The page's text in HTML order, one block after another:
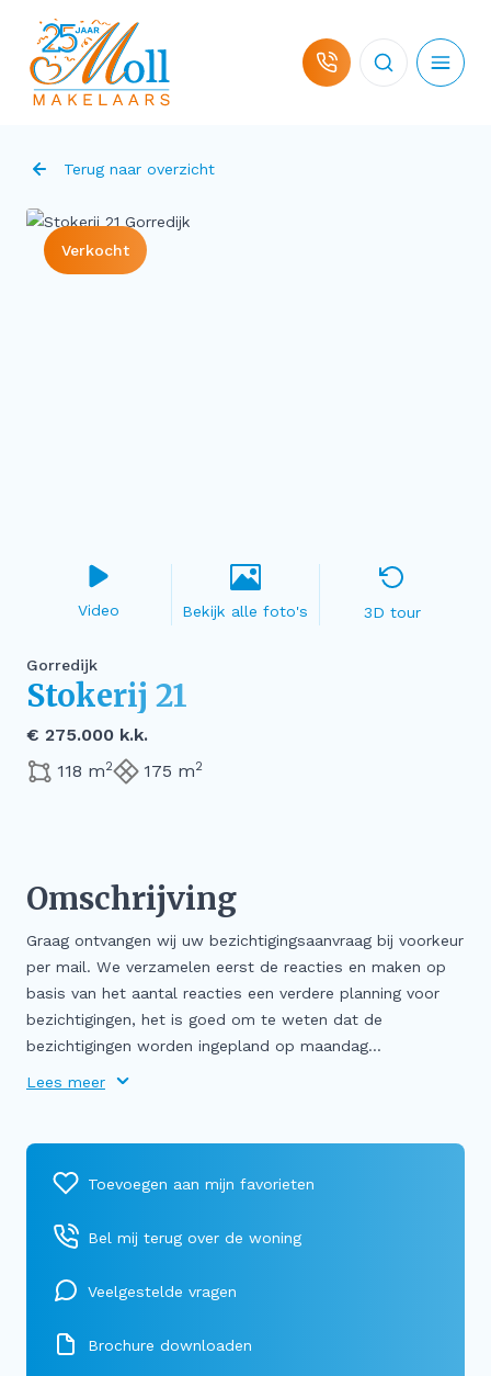
Terug naar overzicht
Verkocht
Video 3D tour
Gorredijk
Stokerij 21
€ 275.000 k.k.
118 m2 175 m2
Omschrijving
Graag ontvangen wij uw bezichtigingsaanvraag bij voorkeur
per mail. We verzamelen eerst de reacties en maken op
basis van het aantal reacties een verdere planning voor
bezichtigingen, het is goed om te weten dat de
bezichtigingen worden ingepland op maandag...
Lees meer
Bel mij terug over de woning
Veelgestelde vragen
Brochure downloaden